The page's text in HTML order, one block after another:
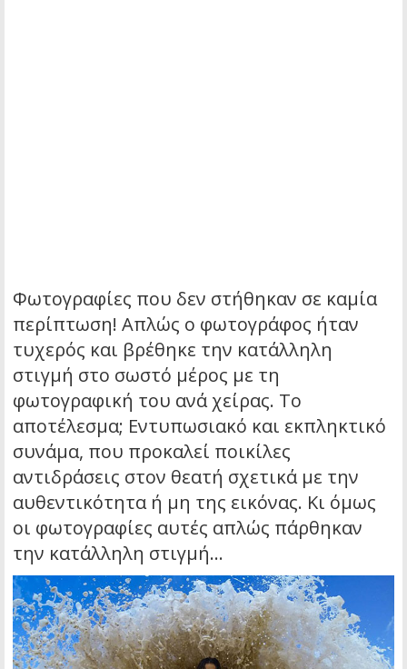
Φωτογραφίες που δεν στήθηκαν σε καμία
περίπτωση! Απλώς ο φωτογράφος ήταν
τυχερός και βρέθηκε την κατάλληλη
στιγμή στο σωστό μέρος με τη
φωτογραφική του ανά χείρας. Το
αποτέλεσμα; Εντυπωσιακό και εκπληκτικό
συνάμα, που προκαλεί ποικίλες
αντιδράσεις στον θεατή σχετικά με την
αυθεντικότητα ή μη της εικόνας. Κι όμως
οι φωτογραφίες αυτές απλώς πάρθηκαν
την κατάλληλη στιγμή…